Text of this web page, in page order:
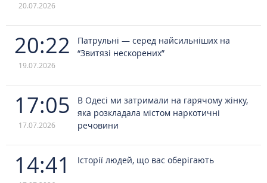
20.07.2026
20:22
19.07.2026
Патрульні — серед найсильніших на
“Звитязі нескорених”
17:05
17.07.2026
В Одесі ми затримали на гарячому жінку,
яка розкладала містом наркотичні
речовини
14:41 Історії людей, що вас оберігають